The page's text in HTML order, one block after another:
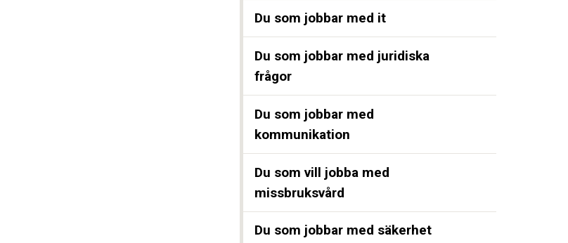
Du som jobbar med it
Du som jobbar med juridiska
frågor
Du som jobbar med
kommunikation
Du som vill jobba med
missbruksvård
Du som jobbar med säkerhet